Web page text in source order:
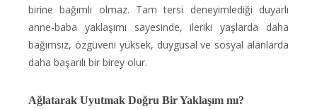
birine bağımlı olmaz. Tam tersi deneyimlediği duyarlı
anne-baba yaklaşımı sayesinde, ileriki yaşlarda daha
bağımsız, özgüveni yüksek, duygusal ve sosyal alanlarda
daha başarılı bir birey olur.
Ağlatarak Uyutmak Doğru Bir Yaklaşım mı?